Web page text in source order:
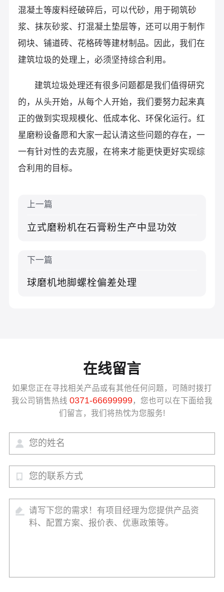
混凝土等废料经破碎后，可以代砂，用于砌筑砂
浆、抹灰砂浆、打混凝土垫层等，还可以用于制作
砌块、铺道砖、花格砖等建材制品。因此，我们在
建筑垃圾的处理上，必须坚持综合利用。
建筑垃圾处理还有很多问题都是我们值得研究
的，从头开始，从每个人开始，我们要努力起来真
正的做到实现规模化、低成本化、环保化运行。红
星磨粉设备愿和大家一起认清这些问题的存在，一
一有针对性的去克服，在将来才能更快更好实现综
合利用的目标。
上一篇
立式磨粉机在石膏粉生产中显功效
下一篇
球磨机地脚螺栓偏差处理
在线留言
如果您正在寻找相关产品或有其他任何问题，可随时拨打
我公司销售热线 0371-66699999，您也可以在下面给我
们留言，我们将热忱为您服务!